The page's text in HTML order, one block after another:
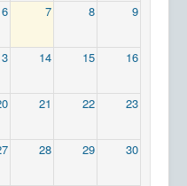
6 7 8 9
14 15 16
21 22 23
28 29 30